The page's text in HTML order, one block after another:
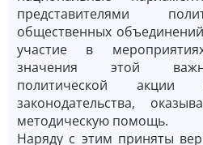
представителями
общественных
участие в
значения этой
политической акции
законодательства,
методическую помощь.
Наряду с этим приняты